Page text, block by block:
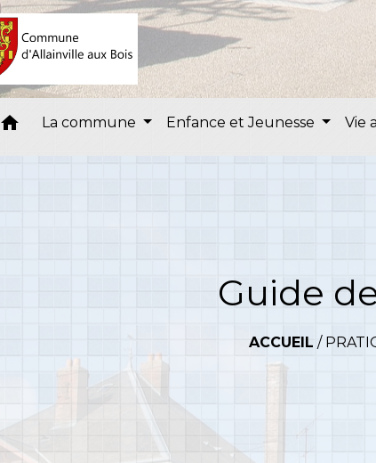
home La commune Enfance et Jeunesse Vie
Guide
ACCUEIL /